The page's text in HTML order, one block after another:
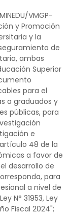
VMGP-
y Promoción
y la
de
ambas
Superior
para el
a graduados y
públicas, para
e
48 de la
a favor de
desarrollo de
para
a nivel de
N° 31953, Ley
Fiscal 2024";